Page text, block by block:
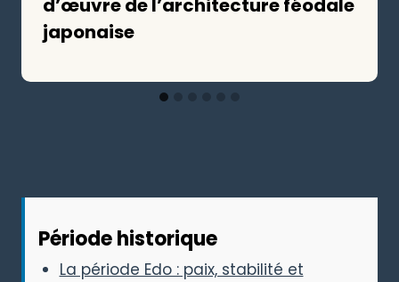
d’œuvre de l’architecture féodale
japonaise
Période historique
La période Edo : paix, stabilité et